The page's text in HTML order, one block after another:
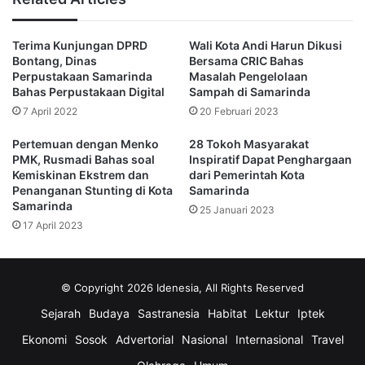
data dari Kementerian Sosial RI.
“Persoalan pangan ini sesungguhnya sangat komplek dan
senantiasa berkaitan dengan faktor sosial, ekonomi, hingga
kesehatan. Untuk itu patut menjadi perhatian kita bersama,
karena pemerintah tidak mungkin dapat mengatasi sendiri
Ia berpesan agar para pengusaha bisa bersinergi untuk
mengoptimalkan upaya dan aksi nyata dalam stabilitas
harga pangan.
kelancaran distribusi dalam rangka menjaga inflasi.
“Kepada masyarakat penerima manfaat, saya berharap
Terima Kunjungan DPRD
Bontang, Dinas
Perpustakaan Samarinda
Bahas Perpustakaan Digital
7 April 2022
Wali Kota Andi Harun Dikusi
Bersama CRIC Bahas
Masalah Pengelolaan
Sampah di Samarinda
20 Februari 2023
Pertemuan dengan Menko
PMK, Rusmadi Bahas soal
Kemiskinan Ekstrem dan
Penanganan Stunting di Kota
Samarinda
17 April 2023
28 Tokoh Masyarakat
Inspiratif Dapat Penghargaan
dari Pemerintah Kota
Samarinda
25 Januari 2023
© Copyright 2026 Idenesia, All Rights Reserved
Sejarah Budaya Sastranesia Habitat Lektur
Iptek
Ekonomi
Sosok Advertorial Nasional Internasional
Travel